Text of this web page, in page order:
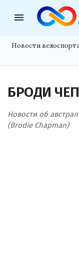
menu
Новости
БРОДИ
Новости об
(Brodie Chapman)